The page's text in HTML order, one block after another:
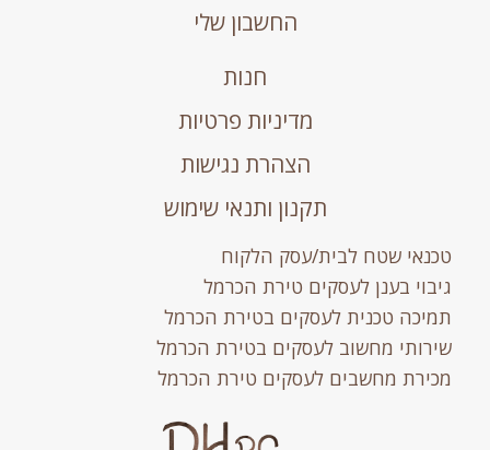
החשבון שלי
חנות
מדיניות פרטיות
הצהרת נגישות
תקנון ותנאי שימוש
טכנאי שטח לבית/עסק הלקוח
גיבוי בענן לעסקים טירת הכרמל
תמיכה טכנית לעסקים בטירת הכרמל
שירותי מחשוב לעסקים בטירת הכרמל
מכירת מחשבים לעסקים טירת הכרמל